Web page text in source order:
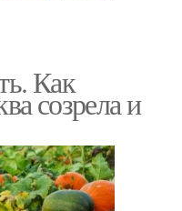
Как
созрела и